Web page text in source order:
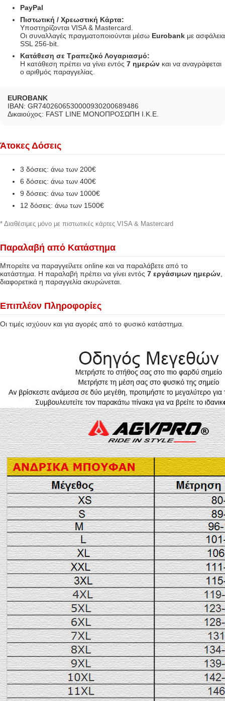
PayPal
Πιστωτική / Χρεωστική Κάρτα:
Υποστηρίζονται VISA & Mastercard.
Οι συναλλαγές πραγματοποιούνται μέσω Eurobank με ασφάλεια
SSL 256-bit.
Κατάθεση σε Τραπεζικό Λογαριασμό:
Η κατάθεση πρέπει να γίνει εντός 7 ημερών και να αναγράφεται
ο αριθμός παραγγελίας.
EUROBANK
IBAN: GR7402606530000930200689486
Δικαιούχος: FAST LINE ΜΟΝΟΠΡΟΣΩΠΗ Ι.Κ.Ε.
Άτοκες Δόσεις
3 δόσεις: άνω των 200€
6 δόσεις: άνω των 400€
9 δόσεις: άνω των 1000€
12 δόσεις: άνω των 1500€
* Διαθέσιμες μόνο με πιστωτικές κάρτες VISA & Mastercard
Παραλαβή από Κατάστημα
Μπορείτε να παραγγείλετε online και να παραλάβετε από το
κατάστημα. Η παραλαβή πρέπει να γίνει εντός 7 εργάσιμων ημερών
διαφορετικά η παραγγελία ακυρώνεται.
Επιπλέον Πληροφορίες
Οι τιμές ισχύουν και για αγορές από το φυσικό κατάστημα.